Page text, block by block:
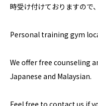
時受け付けておりますので
Personal training gym
We offer free counseling
Japanese and Malaysian.
Feel free to contact us if